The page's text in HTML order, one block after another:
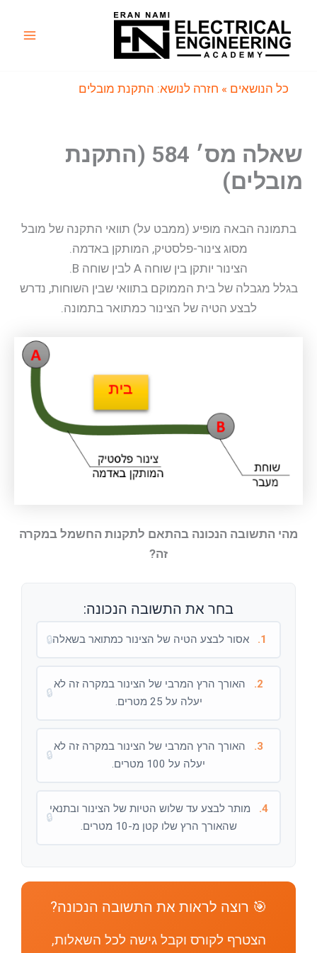
כל הנושאים » חזרה לנושא: התקנת מובלים
שאלה מס׳ 584 (התקנת
מובלים)
בתמונה הבאה מופיע (ממבט על) תוואי התקנה של מובל
מסוג צינור-פלסטיק, המותקן באדמה.
הצינור יותקן בין שוחה A לבין שוחה B.
בגלל מגבלה של בית הממוקם בתוואי שבין השוחות, נדרש
לבצע הטיה של הצינור כמתואר בתמונה.
מהי התשובה הנכונה בהתאם לתקנות החשמל במקרה
זה?
בחר את התשובה הנכונה:
1. אסור לבצע הטיה של הצינור כמתואר בשאלה.🔒
2.
האורך הרץ המרבי של הצינור במקרה זה לא
יעלה על 25 מטרים.
🔒
3.
האורך הרץ המרבי של הצינור במקרה זה לא
יעלה על 100 מטרים.
🔒
4.
מותר לבצע עד שלוש הטיות של הצינור ובתנאי
שהאורך הרץ שלו קטן מ-10 מטרים.
🔒
🎯 רוצה לראות את התשובה הנכונה?
הצטרף לקורס וקבל גישה לכל השאלות,